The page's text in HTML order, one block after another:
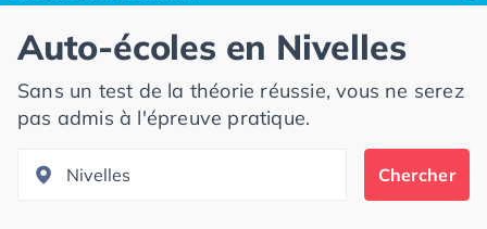
Auto-écoles en Nivelles
Sans un test de la théorie réussie, vous ne serez
pas admis à l'épreuve pratique.
Chercher